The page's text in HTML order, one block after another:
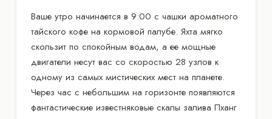
Ваше утро начинается в 9:00 с чашки ароматного
тайского кофе на кормовой палубе. Яхта мягко
скользит по спокойным водам, а ее мощные
двигатели несут вас со скоростью 28 узлов к
одному из самых мистических мест на планете.
Через час с небольшим на горизонте появляются
фантастические известняковые скалы залива Пханг